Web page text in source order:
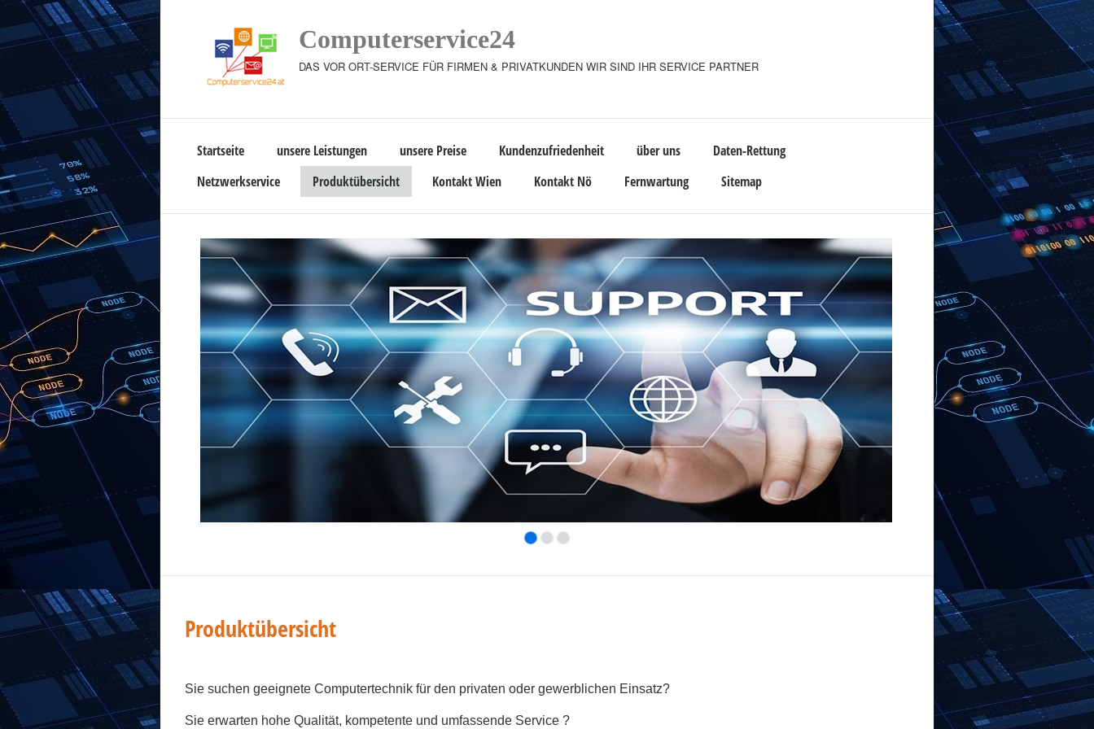
Computerservice24
DAS VOR ORT-SERVICE FÜR FIRMEN & PRIVATKUNDEN WIR SIND IHR SERVICE PARTNER
Startseite unsere Leistungen unsere Preise Kundenzufriedenheit über uns
Daten-Rettung
Netzwerkservice
Produktübersicht Kontakt Wien Kontakt Nö Fernwartung Sitemap
Produktübersicht
Sie suchen geeignete Computertechnik für den privaten oder gewerblichen Einsatz?
Sie erwarten hohe Qualität, kompetente und umfassende Service ?